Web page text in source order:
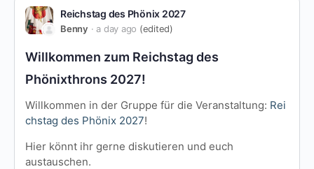
Reichstag des Phönix 2027
Benny a day ago (edited)
Willkommen zum Reichstag des
Phönixthrons 2027!
Willkommen in der Gruppe für die Veranstaltung: Rei
chstag des Phönix 2027!
Hier könnt ihr gerne diskutieren und euch
austauschen.